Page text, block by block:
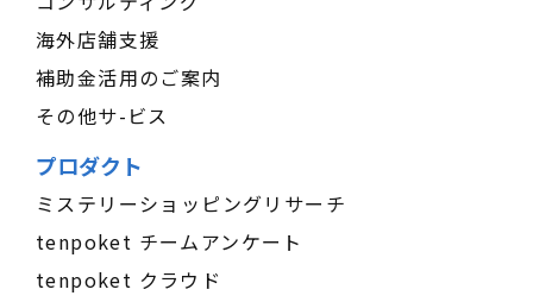
海外店舗支援
補助金活用のご案内
その他サ-ビス
プロダクト
ミステリーショッピングリサーチ
tenpoket チームアンケート
tenpoket クラウド